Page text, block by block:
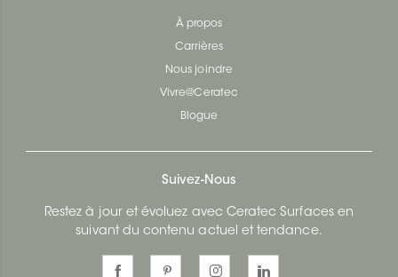
À propos
Carrières
Nous joindre
Vivre@Ceratec
Blogue
Suivez-Nous
Restez à jour et évoluez avec Ceratec Surfaces en
suivant du contenu actuel et tendance.